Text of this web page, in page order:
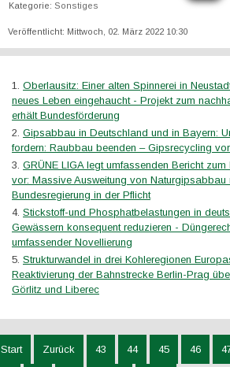
Kategorie: Sonstiges
Veröffentlicht: Mittwoch, 02. März 2022 10:30
Oberlausitz: Einer alten Spinnerei in
neues Leben eingehaucht - Projekt zum
erhält Bundesförderung
Gipsabbau in Deutschland und in Bayern:
fordern: Raubbau beenden – Gipsrecycling
GRÜNE LIGA legt umfassenden Bericht
vor: Massive Ausweitung von Naturgipsabbau
Bundesregierung in der Pflicht
Stickstoff-und Phosphatbelastungen in
Gewässern konsequent reduzieren -
umfassender Novellierung
Strukturwandel in drei Kohleregionen
Reaktivierung der Bahnstrecke Berlin-Prag
Görlitz und Liberec
Start Zurück 43 44 45 46